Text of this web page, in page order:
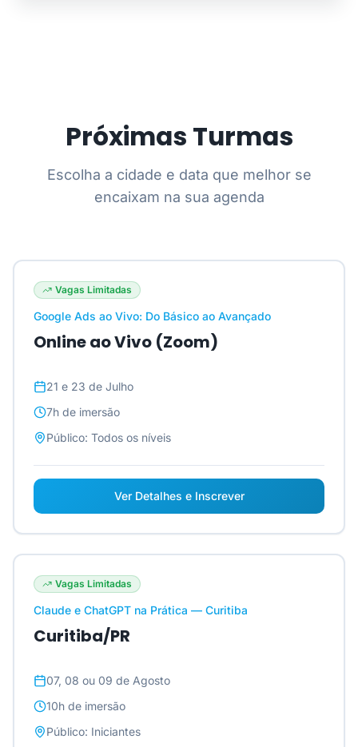
Próximas Turmas
Escolha a cidade e data que melhor se
encaixam na sua agenda
Vagas Limitadas
Google Ads ao Vivo: Do Básico ao Avançado
Online ao Vivo (Zoom)
21 e 23 de Julho
7h de imersão
Público: Todos os níveis
Ver Detalhes e Inscrever
Vagas Limitadas
Claude e ChatGPT na Prática — Curitiba
Curitiba/PR
07, 08 ou 09 de Agosto
10h de imersão
Público: Iniciantes